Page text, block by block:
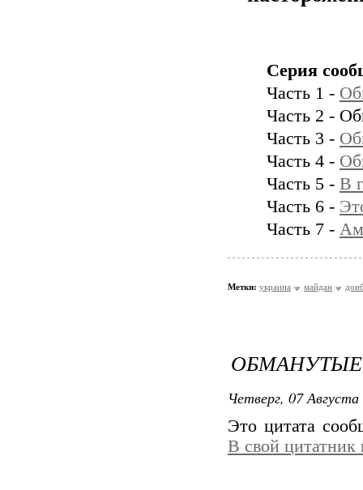
Серия
Часть 1 -
Часть 2 -
Часть 3 -
Часть 4 -
Часть 5 - В
Часть 6 -
Часть 7 -
Метки: украина майдан
Четверг, 07
Это цитата
В свой цитатник